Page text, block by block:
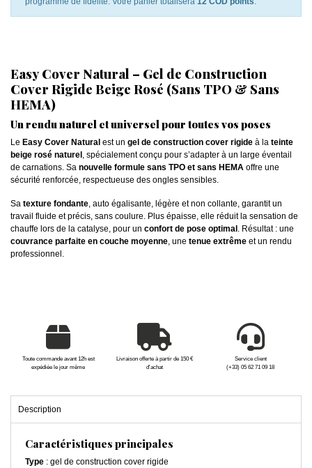
Easy Cover Natural – Gel de Construction
Cover Rigide Beige Rosé (Sans TPO & Sans
HEMA)
Un rendu naturel et universel pour toutes vos poses
Le Easy Cover Natural est un gel de construction cover rigide à la teinte
beige rosé naturel , spécialement conçu pour s’adapter à un large éventail
de carnations. Sa nouvelle formule sans TPO et sans HEMA offre une
sécurité renforcée, respectueuse des ongles sensibles.
Sa texture fondante, auto égalisante, légère et non collante, garantit un
travail fluide et précis, sans coulure. Plus épaisse, elle réduit la sensation de
chauffe lors de la catalyse, pour un confort de pose optimal . Résultat : une
couvrance parfaite en couche moyenne, une tenue extrême et un rendu
professionnel.
Toute commande avant 12h est
expédiée le jour même
Livraison offerte à partir de 150 €
d'achat
Service client
(+33) 05 62 71 09 18
Description
Caractéristiques principales
Type : gel de construction cover rigide